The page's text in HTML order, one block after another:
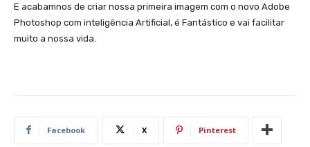
E acabamnos de criar nossa primeira imagem com o novo Adobe
Photoshop com inteligência Artificial, é Fantástico e vai facilitar
muito a nossa vida.
Facebook X Pinterest